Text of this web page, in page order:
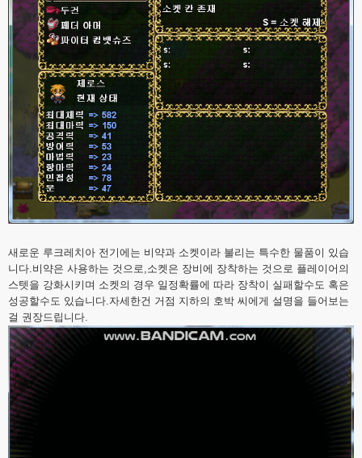
새로운 루크레치아 전기에는 비약과 소켓이라 불리는 특수한 물품이 있습
니다.비약은 사용하는 것으로,소켓은 장비에 장착하는 것으로 플레이어의
스텟을 강화시키며 소켓의 경우 일정확률에 따라 장착이 실패할수도 혹은
성공할수도 있습니다.자세한건 거점 지하의 호박 씨에게 설명을 들어보는
걸 권장드립니다.